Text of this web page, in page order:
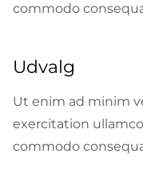
commodo
Udvalg
Ut enim ad minim
exercitation
commodo